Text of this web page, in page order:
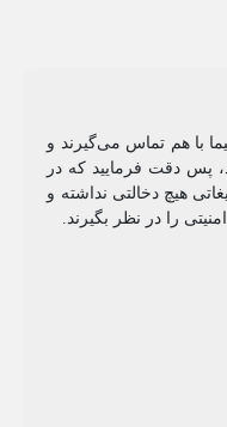
با هم تماس می‌گیرند و
پس دقت فرمایید که در
هیچ دخالتی نداشته و
را در نظر بگیرند.